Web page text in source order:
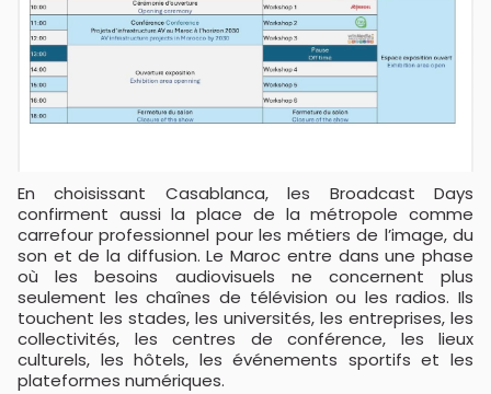
En choisissant Casablanca, les Broadcast Days
confirment aussi la place de la métropole comme
carrefour professionnel pour les métiers de l’image, du
son et de la diffusion. Le Maroc entre dans une phase
où les besoins audiovisuels ne concernent plus
seulement les chaînes de télévision ou les radios. Ils
touchent les stades, les universités, les entreprises, les
collectivités, les centres de conférence, les lieux
culturels, les hôtels, les événements sportifs et les
plateformes numériques.